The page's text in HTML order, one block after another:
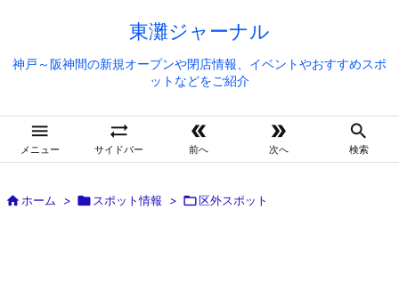
東灘ジャーナル
神戸～阪神間の新規オープンや閉店情報、イベントやおすすめスポ
ットなどをご紹介

メニュー

サイドバー

前へ

次へ

検索
ホーム >  スポット情報 > 区外スポット